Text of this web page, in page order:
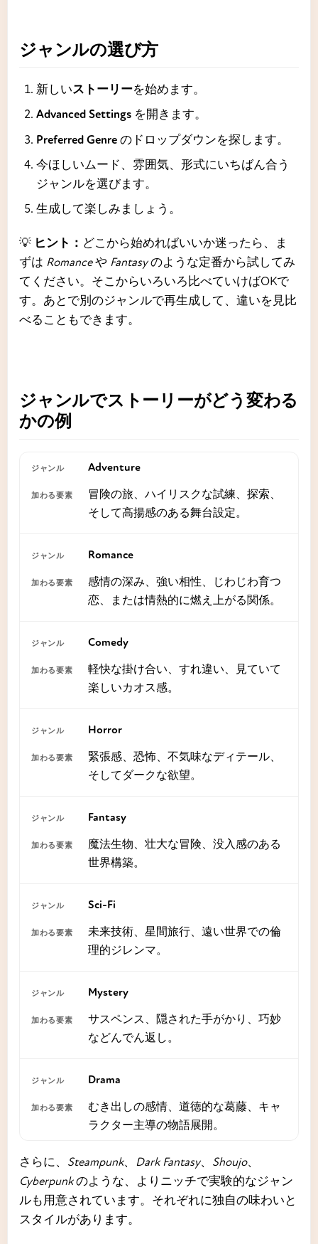
ジャンルの選び方
新しいストーリーを始めます。
Advanced Settingsを開きます。
Preferred Genreのドロップダウンを探します。
今ほしいムード、雰囲気、形式にいちばん合う
ジャンルを選びます。
生成して楽しみましょう。
💡 ヒント： どこから始めればいいか迷ったら、ま
ずは Romanceや Fantasyのような定番から試してみ
てください。そこからいろいろ比べていけばOKで
す。あとで別のジャンルで再生成して、違いを見比
べることもできます。
ジャンルでストーリーがどう変わる
かの例
Adventure
冒険の旅、ハイリスクな試練、探索、
そして高揚感のある舞台設定。
Romance
感情の深み、強い相性、じわじわ育つ
恋、または情熱的に燃え上がる関係。
Comedy
軽快な掛け合い、すれ違い、見ていて
楽しいカオス感。
Horror
緊張感、恐怖、不気味なディテール、
そしてダークな欲望。
Fantasy
魔法生物、壮大な冒険、没入感のある
世界構築。
Sci-Fi
未来技術、星間旅行、遠い世界での倫
理的ジレンマ。
Mystery
サスペンス、隠された手がかり、巧妙
などんでん返し。
Drama
むき出しの感情、道徳的な葛藤、キャ
ラクター主導の物語展開。
さらに、 Steampunk、 Dark Fantasy、 Shoujo、
Cyberpunkのような、よりニッチで実験的なジャン
ルも用意されています。それぞれに独自の味わいと
スタイルがあります。